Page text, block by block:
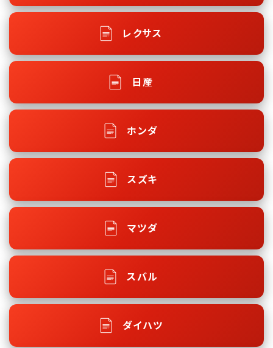
レクサス
日産
ホンダ
スズキ
マツダ
スバル
ダイハツ